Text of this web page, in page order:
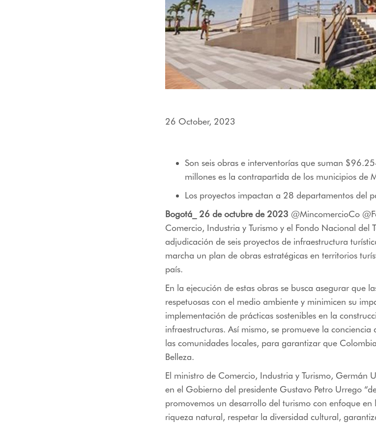
26 October, 2023
Son seis obras e interventorías que suman
millones es la contrapartida de los municipios de
Los proyectos impactan a 28 departamentos del
Bogotá_ 26 de octubre de 2023 @MincomercioCo
Comercio, Industria y Turismo y el Fondo Nacional del
adjudicación de seis proyectos de infraestructura
marcha un plan de obras estratégicas en territorios
país.
En la ejecución de estas obras se busca asegurar que
respetuosas con el medio ambiente y minimicen su
implementación de prácticas sostenibles en la
infraestructuras. Así mismo, se promueve la conciencia
las comunidades locales, para garantizar que
Belleza.
El ministro de Comercio, Industria y Turismo, Germán
en el Gobierno del presidente Gustavo Petro Urrego
promovemos un desarrollo del turismo con enfoque
riqueza natural, respetar la diversidad cultural,